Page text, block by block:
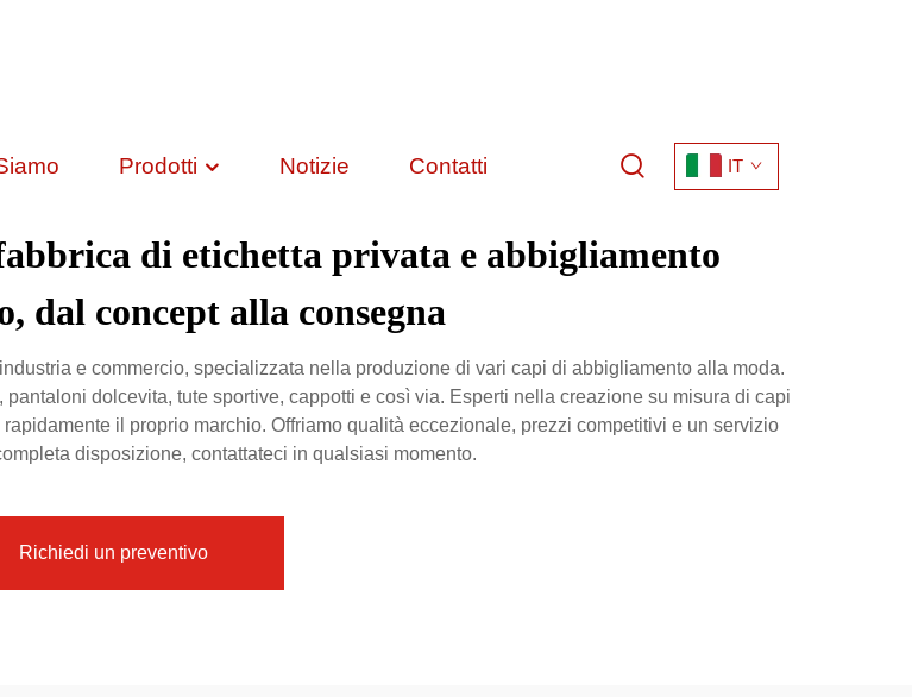
Prodotti Notizie Contatti IT
di etichetta privata e abbigliamento
dal concept alla consegna
e commercio, specializzata nella produzione di vari capi di abbigliamento alla moda.
dolcevita, tute sportive, cappotti e così via. Esperti nella creazione su misura di capi
il proprio marchio. Offriamo qualità eccezionale, prezzi competitivi e un servizio
disposizione, contattateci in qualsiasi momento.
Richiedi un preventivo